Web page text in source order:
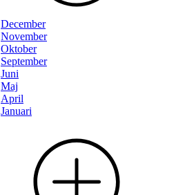
December
November
Oktober
September
Juni
Maj
April
Januari